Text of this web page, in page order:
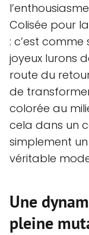
Colisée pour
: c’est
joyeux lurons
route du
de
colorée au
cela dans un
simplement
véritable
Une
pleine